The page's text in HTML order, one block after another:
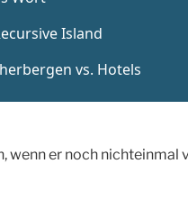
wenn er noch nichteinmal